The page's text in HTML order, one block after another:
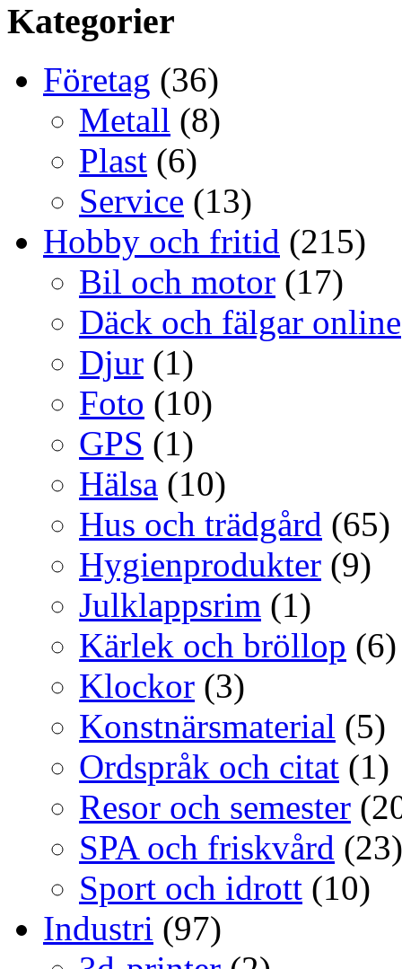
Kategorier
Företag (36)
Metall (8)
Plast (6)
Service (13)
Hobby och fritid (215)
Bil och motor (17)
Däck och fälgar online
Djur (1)
Foto (10)
GPS (1)
Hälsa (10)
Hus och trädgård (65)
Hygienprodukter (9)
Julklappsrim (1)
Kärlek och bröllop (6)
Klockor (3)
Konstnärsmaterial (5)
Ordspråk och citat (1)
Resor och semester
SPA och friskvård (23)
Sport och idrott (10)
Industri (97)